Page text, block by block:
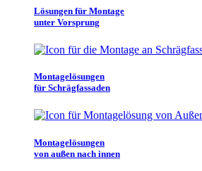
Lösungen für Montage
unter Vorsprung
Montagelösungen
für Schrägfassaden
Montagelösungen
von außen nach innen